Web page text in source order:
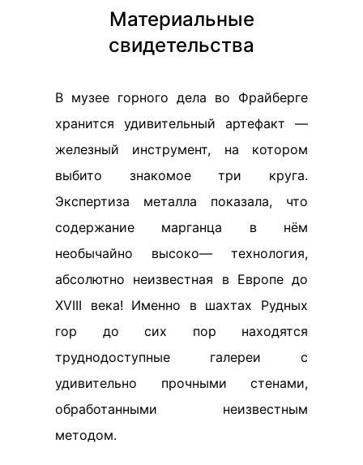
Материальные
свидетельства
В музее горного дела во Фрайберге
хранится удивительный артефакт —
железный инструмент, на котором
выбито знакомое три круга.
Экспертиза металла показала, что
содержание марганца в нём
необычайно высоко— технология,
абсолютно неизвестная в Европе до
XVIII века! Именно в шахтах Рудных
гор до сих пор находятся
труднодоступные галереи с
удивительно прочными стенами,
обработанными неизвестным
методом.